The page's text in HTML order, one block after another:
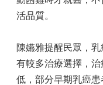
活品質。
陳嬿雅提醒民眾，
有較多治療選擇，
低，部分早期乳癌